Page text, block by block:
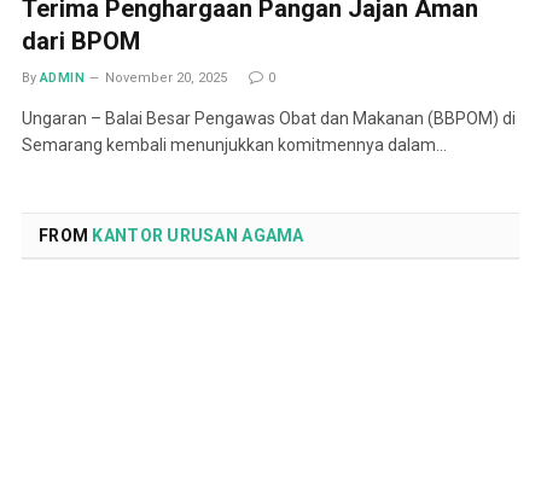
Terima Penghargaan Pangan Jajan Aman
dari BPOM
By ADMIN November 20, 2025 0
Ungaran – Balai Besar Pengawas Obat dan Makanan (BBPOM) di
Semarang kembali menunjukkan komitmennya dalam…
FROM KANTOR URUSAN AGAMA